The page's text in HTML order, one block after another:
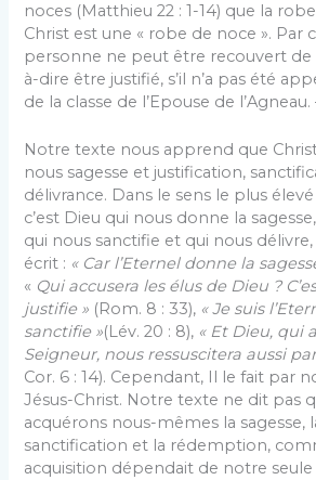
noces (Matthieu 22 : 1-14) que la
Christ est une « robe de noce ». Par
personne ne peut être recouvert de
à-dire être justifié, s’il n’a pas été
de la classe de l’Epouse de
Notre texte nous apprend que
nous sagesse et justification,
délivrance. Dans le sens le plus
c’est Dieu qui nous donne la
qui nous sanctifie et qui nous
écrit : « Car l’Eternel donne la
« Qui accusera les élus de Dieu ?
justifie » (Rom. 8 : 33), « Je suis
sanctifie »(Lév. 20 : 8), « Et Dieu, qui
Seigneur, nous ressuscitera aussi
Cor. 6 : 14). Cependant, Il le fait par
Jésus-Christ. Notre texte ne dit pas
acquérons nous-mêmes la sagesse,
sanctification et la rédemption,
acquisition dépendait de notre